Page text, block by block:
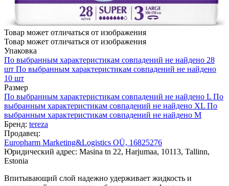
Товар может отличаться от изображения
Товар может отличаться от изображения
Упаковка
По выбранным характеристикам совпадений не найдено 28
шт По выбранным характеристикам совпадений не найдено
10 шт
Размер
По выбранным характеристикам совпадений не найдено L По
выбранным характеристикам совпадений не найдено XL По
выбранным характеристикам совпадений не найдено M
Бренд: tereza
Продавец:
Europharm Marketing&Logistics OÜ, 16825276
Юридический адрес: Masina tn 22, Harjumaa, 10113, Tallinn,
Estonia
Впитывающий слой надежно удерживает жидкость и